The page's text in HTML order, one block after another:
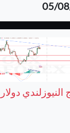
دولار